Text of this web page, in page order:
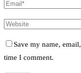
Save my name,
time I comment.